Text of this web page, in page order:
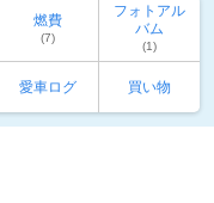
燃費
(7)
フォトアル
バム
(1)
愛車ログ 買い物